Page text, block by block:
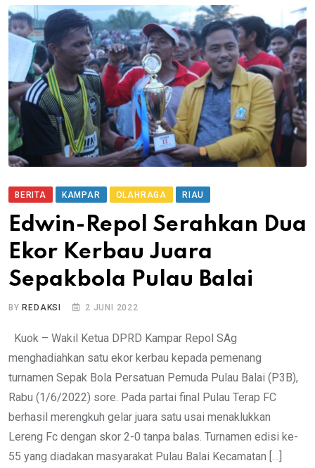
BERITA KAMPAR OLAHRAGA RIAU
Edwin-Repol Serahkan Dua
Ekor Kerbau Juara
Sepakbola Pulau Balai
BYREDAKSI 2 JUNI 2022
Kuok – Wakil Ketua DPRD Kampar Repol SAg
menghadiahkan satu ekor kerbau kepada pemenang
turnamen Sepak Bola Persatuan Pemuda Pulau Balai (P3B),
Rabu (1/6/2022) sore. Pada partai final Pulau Terap FC
berhasil merengkuh gelar juara satu usai menaklukkan
Lereng Fc dengan skor 2-0 tanpa balas. Turnamen edisi ke-
55 yang diadakan masyarakat Pulau Balai Kecamatan […]